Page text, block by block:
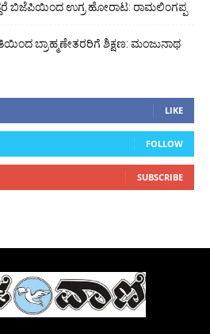
ಬಿಜೆಪಿಯಿಂದ ಉಗ್ರ ಹೋರಾಟ: ರಾಮಲಿಂಗಪ್ಪ
ಬ್ರಾಹ್ಮಣೇತರರಿಗೆ ಶಿಕ್ಷಣ: ಮಂಜುನಾಥ
LIKE
FOLLOW
SUBSCRIBE